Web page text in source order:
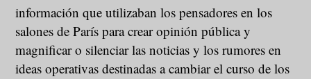
información que utilizaban los pensadores en los
salones de París para crear opinión pública y
magnificar o silenciar las noticias y los rumores en
ideas operativas destinadas a cambiar el curso de los